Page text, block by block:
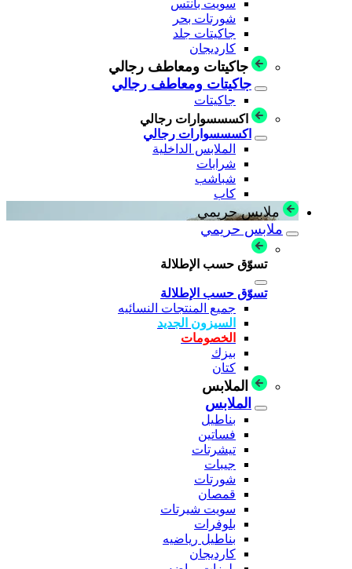
سويت بانتس
شورتات بحر
جاكيتات جلد
كارديجان
جاكيتات ومعاطف رجالي
جاكيتات ومعاطف رجالي
جاكيتات
اكسسسوارات رجالي
اكسسسوارات رجالي
الملابس الداخلية
شرابات
شباشب
كاب
ملابس حريمي
ملابس حريمي
تسوّق حسب الإطلالة
تسوّق حسب الإطلالة
جميع المنتجات النسائيه
السيزون الجديد
الخصومات
بيزك
كتان
الملابس
الملابس
بناطيل
فساتين
تيشرتات
جيبات
شورتات
قمصان
سويت شيرتات
بلوفرات
بناطيل رياضيه
كارديجان